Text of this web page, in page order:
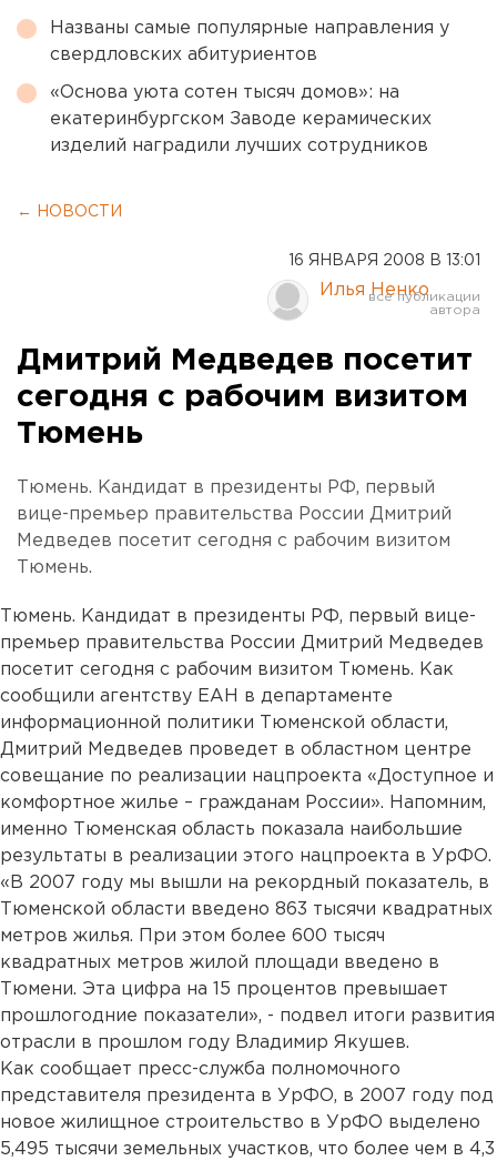
Названы самые популярные направления у
свердловских абитуриентов
«Основа уюта сотен тысяч домов»: на
екатеринбургском Заводе керамических
изделий наградили лучших сотрудников
← НОВОСТИ
16 ЯНВАРЯ 2008 В 13:01
Илья Ненко
Дмитрий Медведев посетит
сегодня с рабочим визитом
Тюмень
Тюмень. Кандидат в президенты РФ, первый
вице-премьер правительства России Дмитрий
Медведев посетит сегодня с рабочим визитом
Тюмень.
Тюмень. Кандидат в президенты РФ, первый вице-
премьер правительства России Дмитрий Медведев
посетит сегодня с рабочим визитом Тюмень. Как
сообщили агентству ЕАН в департаменте
информационной политики Тюменской области,
Дмитрий Медведев проведет в областном центре
совещание по реализации нацпроекта «Доступное и
комфортное жилье – гражданам России». Напомним,
именно Тюменская область показала наибольшие
результаты в реализации этого нацпроекта в УрФО.
«В 2007 году мы вышли на рекордный показатель, в
Тюменской области введено 863 тысячи квадратных
метров жилья. При этом более 600 тысяч
квадратных метров жилой площади введено в
Тюмени. Эта цифра на 15 процентов превышает
прошлогодние показатели», - подвел итоги развития
отрасли в прошлом году Владимир Якушев.
Как сообщает пресс-служба полномочного
представителя президента в УрФО, в 2007 году под
новое жилищное строительство в УрФО выделено
5,495 тысячи земельных участков, что более чем в 4,3